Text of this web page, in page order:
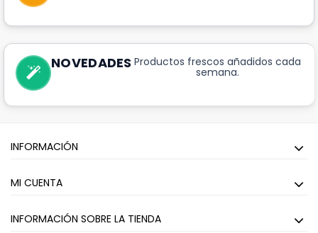
NOVEDADES Productos frescos añadidos cada
semana.
INFORMACIÓN
MI CUENTA
INFORMACIÓN SOBRE LA TIENDA